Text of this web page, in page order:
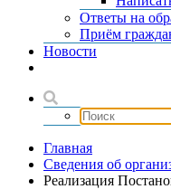
Ответы на
Приём
Новости
Главная
Сведения об
Реализация